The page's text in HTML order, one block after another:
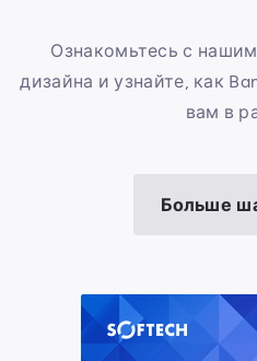
Ознакомьтесь с
дизайна и узнайте, как
вам в
Больше